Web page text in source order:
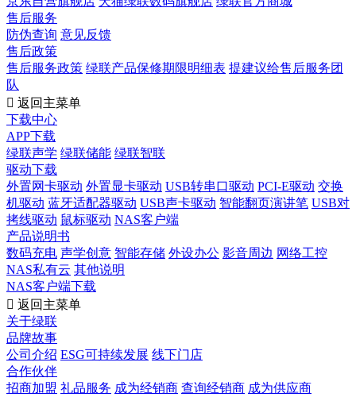
售后服务
防伪查询 意见反馈
售后政策
售后服务政策 绿联产品保修期限明细表 提建议给售后服务团
队
 返回主菜单
下载中心
APP下载
绿联声学 绿联储能 绿联智联
驱动下载
外置网卡驱动 外置显卡驱动 USB转串口驱动 PCI-E驱动 交换
机驱动 蓝牙适配器驱动 USB声卡驱动 智能翻页演讲笔 USB对
拷线驱动 鼠标驱动 NAS客户端
产品说明书
数码充电 声学创意 智能存储 外设办公 影音周边 网络工控
NAS私有云 其他说明
NAS客户端下载
 返回主菜单
关于绿联
品牌故事
公司介绍 ESG可持续发展 线下门店
合作伙伴
招商加盟 礼品服务 成为经销商 查询经销商 成为供应商